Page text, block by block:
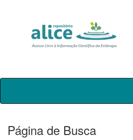
Skip
Página de Busca